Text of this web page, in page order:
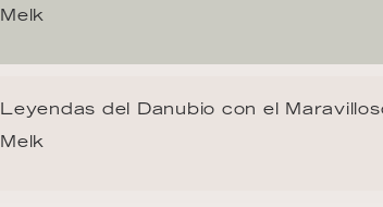
Melk
Leyendas del Danubio con el
Melk